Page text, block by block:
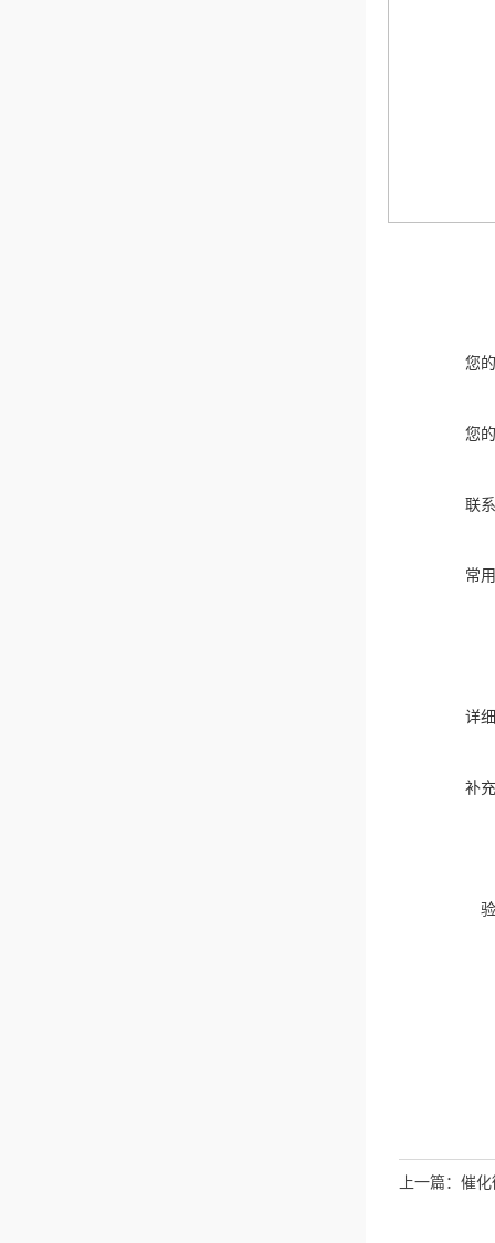
您
您
联
常
详
补
上一篇： 催化